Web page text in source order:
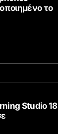
το
Studio 18